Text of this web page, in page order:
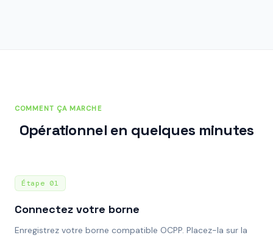
COMMENT ÇA MARCHE
Opérationnel en quelques minutes
Étape 01
Connectez votre borne
Enregistrez votre borne compatible OCPP. Placez-la sur la